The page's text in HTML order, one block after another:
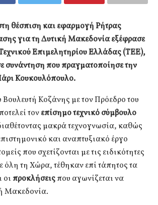
θέσπιση και εφαρμογή Ρήτρας
για τη Δυτική Μακεδονία εξέφρασε
Επιμελητηρίου Ελλάδας (ΤΕΕ),
συνάντηση που πραγματοποίησε την
Κουκουλόπουλο.
Κοζάνης με τον Πρόεδρο του
τονεπίσημο τεχνικό σύμβουλο
μακρά τεχνογνωσία, καθώς
και αναπτυξιακό έργο
που σχετίζονται με τις ειδικότητες
όλη τη Χώρα, τέθηκαν επί τάπητος τα
οι προκλήσειςπου αγωνίζεται να
Μακεδονία.